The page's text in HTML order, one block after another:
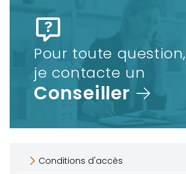
Pour toute question,
je contacte un
Conseiller
Conditions d'accès